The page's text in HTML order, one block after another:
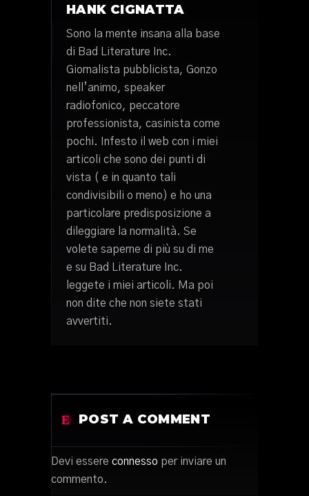
HANK CIGNATTA
Sono la mente insana alla base
di Bad Literature Inc.
Giornalista pubblicista, Gonzo
nell’animo, speaker
radiofonico, peccatore
professionista, casinista come
pochi. Infesto il web con i miei
articoli che sono dei punti di
vista ( e in quanto tali
condivisibili o meno) e ho una
particolare predisposizione a
dileggiare la normalità. Se
volete saperne di più su di me
e su Bad Literature Inc.
leggete i miei articoli. Ma poi
non dite che non siete stati
avvertiti.
POST A COMMENT
Devi essere connesso per inviare un
commento.